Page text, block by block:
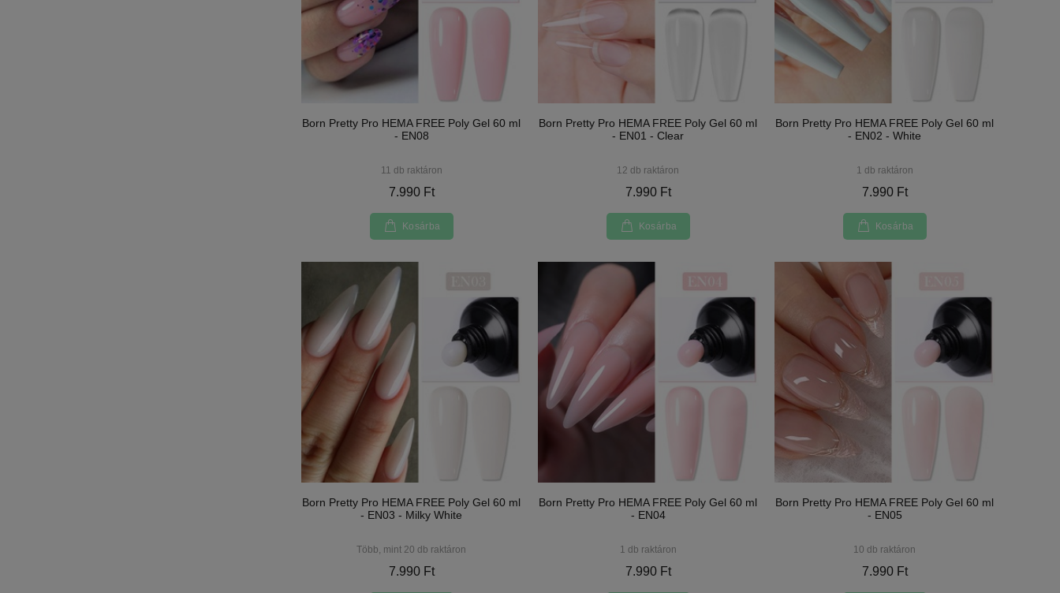
Born Pretty Pro HEMA FREE Poly Gel 60 ml
- EN08
11 db raktáron
7.990 Ft
Kosárba
Born Pretty Pro HEMA FREE Poly Gel 60 ml
- EN01 - Clear
12 db raktáron
7.990 Ft
Kosárba
Born Pretty Pro HEMA FREE Poly Gel 60 ml
- EN02 - White
1 db raktáron
7.990 Ft
Kosárba
Born Pretty Pro HEMA FREE Poly Gel 60 ml
- EN03 - Milky White
Több, mint 20 db raktáron
7.990 Ft
Born Pretty Pro HEMA FREE Poly Gel 60 ml
- EN04
1 db raktáron
7.990 Ft
Born Pretty Pro HEMA FREE Poly Gel 60 ml
- EN05
10 db raktáron
7.990 Ft